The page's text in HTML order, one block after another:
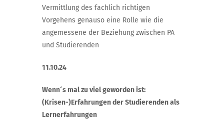
Vermittlung des fachlich richtigen
Vorgehens genauso eine Rolle wie die
angemessene der Beziehung zwischen PA
und Studierenden
11.10.24
Wenn´s mal zu viel geworden ist:
(Krisen-)Erfahrungen der Studierenden als
Lernerfahrungen